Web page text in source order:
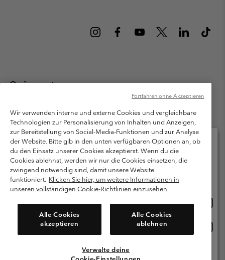
Österreich
Columbia Sportswear Austria GmbH. Moosfeldstraße 1, 5101
Bergheim, Salzburg Österreich. Alle Rechte vorbehalten.
Nutzungsbedingungen
Allgemeine Verkaufsbedingungen
Garantie
Datenschutzerklärung
Bestimmungen und Bedingungen des Mitglieder Programms
Nutzungsbedingungen Für Nutzergenerierte Inhalte
Cookies
Kundenservice: Mo- Fr. 9:00 - 13:00 & 14:00- 18:00 Uhr
(+)43720880525
Wir verwenden interne und externe Cookies und vergleichbare
Technologien zur Personalisierung von Inhalten und Anzeigen,
zur Bereitstellung von Social-Media-Funktionen und zur Analyse
der Website. Bitte gib in den unten verfügbaren Optionen an, ob
du den Einsatz unserer Cookies akzeptierst. Wenn du die
Cookies ablehnst, werden wir nur die Cookies einsetzen, die
zwingend notwendig sind, damit unsere Website
funktioniert. Klicken Sie hier, um weitere Informationen in
unseren vollständigen Cookie-Richtlinien einzusehen.
Alle Cookies
akzeptieren
Alle Cookies
ablehnen
Verwalte deine
Fortfahren ohne Akzeptieren
Bitte wählen Sie Ihr Lieferland und Ihre Sprache
Online-Einkauf verfügbar
Österreich
Alle Länder Anzeigen